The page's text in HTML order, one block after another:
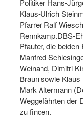
Sportgutschein
SportartCheck
Sport im
Sport vor Ort
Integration
NRW bewegt
Politiker Hans-
Klaus-Ulrich
Pfarrer Ralf
Rennkamp,DBS-
Pfauter, die
Manfred
Weinand, Dimitri
Braun sowie
Mark Altermann
Weggefährten der
zu finden.